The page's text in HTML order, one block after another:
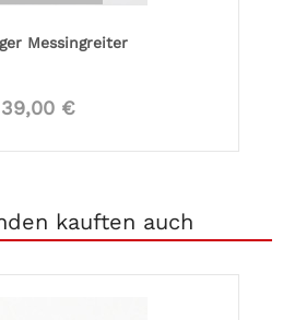
Messingreiter
39,00 €
kauften auch